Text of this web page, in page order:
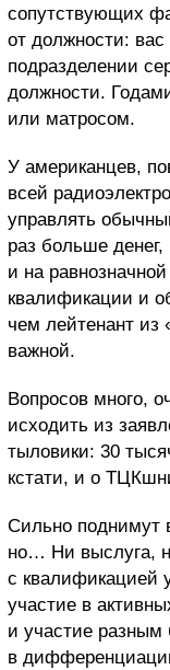
сопутствующих
от должности:
подразделении
должности.
или матросом.
У американцев,
всей
управлять
раз больше
и на
квалификации и
чем лейтенант из
важной.
Вопросов много,
исходить из
тыловики: 30
кстати, и о
Сильно поднимут
но… Ни выслуга,
с квалификацией
участие в
и участие разным
в